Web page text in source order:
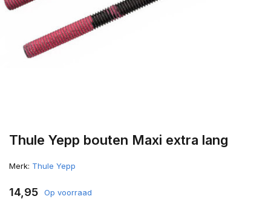
Thule Yepp bouten Maxi extra lang
Merk: Thule Yepp
14,95 Op voorraad